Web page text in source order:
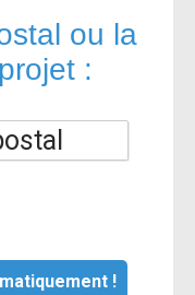
ou la
:
!